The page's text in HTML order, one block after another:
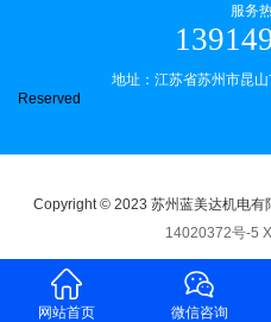
服务
地址：江苏省苏州市昆
Reserved
Copyright © 2023 苏州蓝美达机电有
14020372号-5
网站首页 微信咨询